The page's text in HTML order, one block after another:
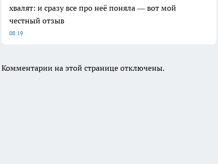
хвалят: и сразу все про неё поняла — вот мой
честный отзыв
08:19
Комментарии на этой странице отключены.